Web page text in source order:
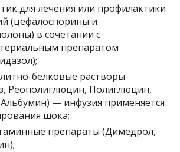
для лечения или профилактики
(цефалоспорины и
в сочетании с
препаратом
белковые растворы
Реополиглюцин, Полиглюцин,
— инфузия применяется
шока;
препараты (Димедрол,